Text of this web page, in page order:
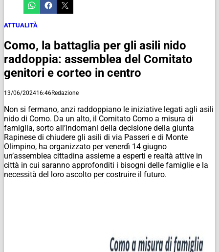
ATTUALITÀ
Como, la battaglia per gli asili nido
raddoppia: assemblea del Comitato
genitori e corteo in centro
13/06/202416:46Redazione
Non si fermano, anzi raddoppiano le iniziative legati agli asili
nido di Como. Da un alto, il Comitato Como a misura di
famiglia, sorto all’indomani della decisione della giunta
Rapinese di chiudere gli asili di via Passeri e di Monte
Olimpino, ha organizzato per venerdì 14 giugno
un’assemblea cittadina assieme a esperti e realtà attive in
città in cui saranno approfonditi i bisogni delle famiglie e la
necessità del loro ascolto per costruire il futuro.